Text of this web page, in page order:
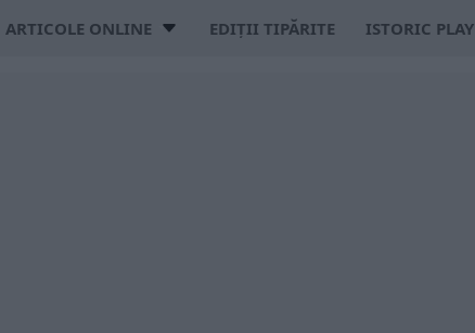
ARTICOLE ONLINE EDIȚII TIPĂRITE ISTORIC PLAY